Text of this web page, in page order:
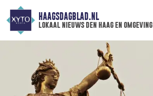
HAAGSDAGBLAD.NL
lokaal nieuws den haag en omgeving